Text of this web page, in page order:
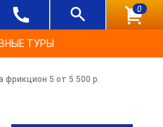
0
ТУРЫ
фрикцион 5 от 5 500 р.